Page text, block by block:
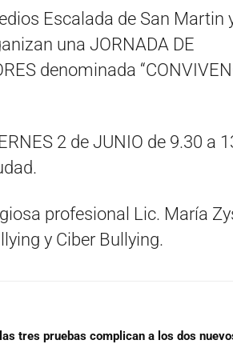
Escalada de San Martin
una JORNADA DE
denominada
2 de JUNIO de 9.30 a
profesional Lic. María
y Ciber Bullying.
tres pruebas complican a los dos